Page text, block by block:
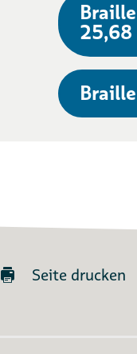
25,68
Seite drucken